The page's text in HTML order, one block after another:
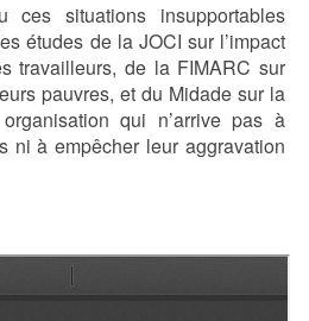
ces situations insupportables
études de la JOCI sur l’impact
travailleurs, de la FIMARC sur
pauvres, et du Midade sur la
qui n’arrive pas à
ni à empêcher leur aggravation